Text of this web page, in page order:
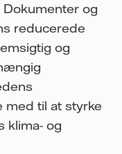
Dokumenter og
reducerede
og
til at styrke
klima- og